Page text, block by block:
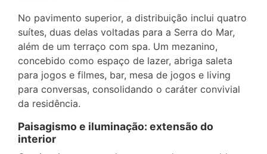
No pavimento superior, a distribuição inclui quatro
suítes, duas delas voltadas para a Serra do Mar,
além de um terraço com spa. Um mezanino,
concebido como espaço de lazer, abriga saleta
para jogos e filmes, bar, mesa de jogos e living
para conversas, consolidando o caráter convivial
da residência.
Paisagismo e iluminação: extensão do
interior